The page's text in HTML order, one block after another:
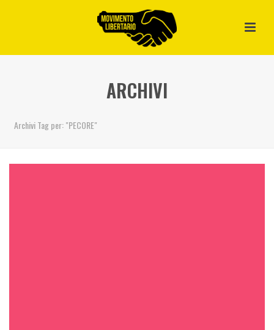
ARCHIVI
Archivi Tag per: "PECORE"